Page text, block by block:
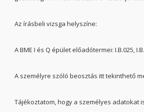
Az írásbeli vizsga helyszíne:
A BME I és Q épület előadótermei: I.B.025,
A személyre szóló beosztás itt tekinthető
Tájékoztatom, hogy a személyes adatokat